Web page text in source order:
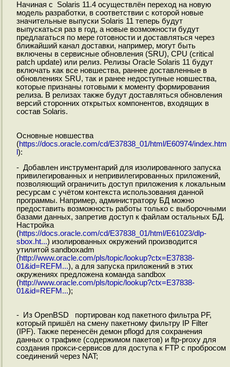
Начиная с Solaris 11.4 осуществлён переход на новую
модель разработки, в соответствии с которой новые
значительные выпуски Solaris 11 теперь будут
выпускаться раз в год, а новые возможности будут
предлагаться по мере готовности и доставляться через
ближайший канал доставки, например, могут быть
включены в сервисные обновления (SRU), CPU (critical
patch update) или релиз. Релизы Oracle Solaris 11 будут
включать как все новшества, раннее доставленные в
обновлениях SRU, так и ранее недоступные новшества,
которые признаны готовыми к моменту формирования
релиза. В релизах также будут доставляться обновления
версий сторонних открытых компонентов, входящих в
состав Solaris.
Основные новшества
(https://docs.oracle.com/cd/E37838_01/html/E60974/index.htm
):
- Добавлен инструментарий для изолированного запуска
привилегированных и непривилегированных приложений,
позволяющий ограничить доступ приложения к локальным
ресурсам с учётом контекста использования данной
программы. Например, администратору БД можно
предоставить возможность работы только с выборочными
базами данных, запретив доступ к файлам остальных БД.
Настройка
(https://docs.oracle.com/cd/E37838_01/html/E61023/dlp-
sbox.ht...) изолированных окружений производится
утилитой sandboxadm
(http://www.oracle.com/pls/topic/lookup?ctx=E37838-
01&id=REFM...), а для запуска приложений в этих
окружениях предложена команда sandbox
(http://www.oracle.com/pls/topic/lookup?ctx=E37838-
01&id=REFM...);
- Из OpenBSD портирован код пакетного фильтра PF,
который пришёл на смену пакетному фильтру IP Filter
(IPF). Также перенесён демон pflogd для сохранения
данных о трафике (содержимом пакетов) и ftp-proxy для
создания прокси-сервисов для доступа к FTP c пробросом
соединений через NAT;